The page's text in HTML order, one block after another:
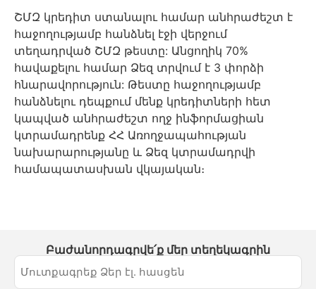
ՇՄԶ կրեդիտ ստանալու համար անհրաժեշտ է
հաջողությամբ հանձնել էջի վերջում
տեղադրված ՇՄԶ թեստը: Անցողիկ 70%
հավաքելու համար Ձեզ տրվում է 3 փորձի
հնարավորություն: Թեստը հաջողությամբ
հանձնելու դեպքում մենք կրեդիտների հետ
կապված անհրաժեշտ ողջ ինֆորմացիան
կտրամադրենք ՀՀ Առողջապահության
նախարարությանը և Ձեզ կտրամադրվի
համապատասխան վկայական։
Բաժանորդագրվե՛ք մեր տեղեկագրին